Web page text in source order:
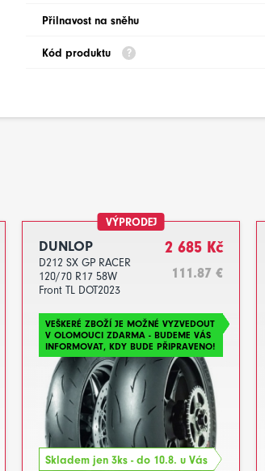
Přilnavost na sněhu
Kód produktu
VÝPRODEJ
DUNLOP
D212 SX GP RACER
120/70 R17 58W
Front TL DOT2023
2 685 Kč
111.87 €
VEŠKERÉ ZBOŽÍ JE MOŽNÉ VYZVEDOUT
V OLOMOUCI ZDARMA - BUDEME VÁS
INFORMOVAT, KDY BUDE PŘIPRAVENO!
Skladem jen 3ks - do 10.8. u Vás